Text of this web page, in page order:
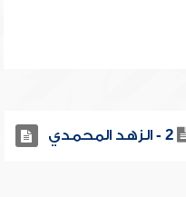
2 - الزهد المحمدي